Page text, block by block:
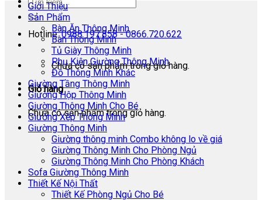
Hotline:0988.197.858 - 0866.720.622
Chưa có sản phẩm trong giỏ hàng.
Giỏ hàng
Chưa có sản phẩm trong giỏ hàng.
Giới Thiệu
Sản Phẩm
Bàn Ăn Thông Minh
Bàn Thông Minh
Tủ Giày Thông Minh
Phụ Kiện Giường Thông Minh
Đồ Thông Minh Khác
Giường Tầng Thông Minh
Giường Hộp Thông Minh
Giường Thông Minh Cho Bé
Giường Xếp Thông Minh
Giường Thông Minh
Giường thông minh Combo không lo về giá
Giường Thông Minh Cho Phòng Ngủ
Giường Thông Minh Cho Phòng Khách
Sofa Giường Thông Minh
Thiết Kế Nội Thất
Thiết Kế Phòng Ngủ Cho Bé